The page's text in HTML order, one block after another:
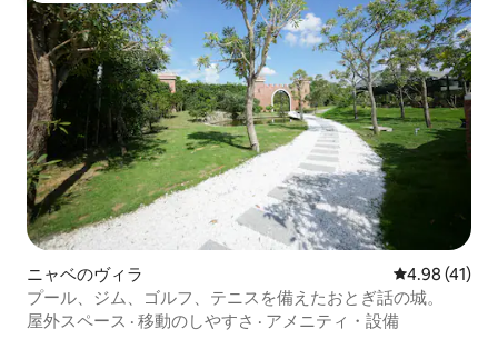
ニャベのヴィラ レビュー41
4.98 (41)
プール、ジム、ゴルフ、テニスを備えたおとぎ話の城。
屋外スペース · 移動のしやすさ · アメニティ・設備